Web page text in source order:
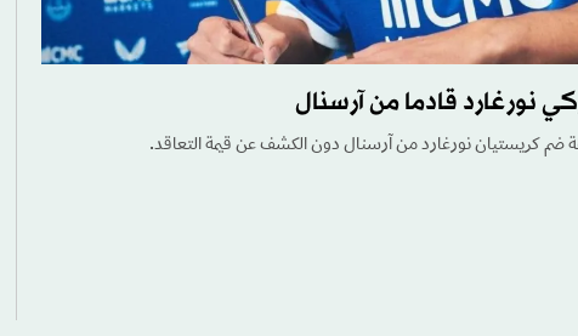
نورغارد قادما من آرسنال
ضم كريستيان نورغارد من آرسنال دون الكشف عن قيمة التعاقد.